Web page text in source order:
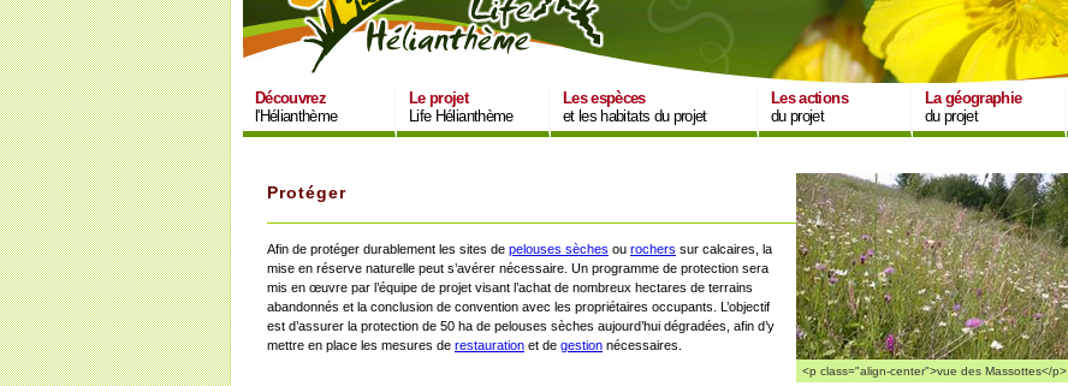
Découvrez
l'Hélianthème
Le projet
Life Hélianthème
Les espèces
et les habitats du projet
Les actions
du projet
La géographie
du projet
<p class="align-center">vue des Massottes</p>
Protéger
Afin de protéger durablement les sites de pelouses sèches ou rochers sur calcaires, la
mise en réserve naturelle peut s’avérer nécessaire. Un programme de protection sera
mis en œuvre par l’équipe de projet visant l’achat de nombreux hectares de terrains
abandonnés et la conclusion de convention avec les propriétaires occupants. L’objectif
est d’assurer la protection de 50 ha de pelouses sèches aujourd’hui dégradées, afin d’y
mettre en place les mesures de restauration et de gestion nécessaires.